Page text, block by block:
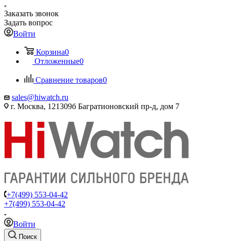
Заказать звонок
Задать вопрос
Войти
Корзина0
Отложенные0
Сравнение товаров0
sales@hiwatch.ru
г. Москва, 121309б Багратионовский пр-д, дом 7
+7(499) 553-04-42
+7(499) 553-04-42
Войти
Поиск